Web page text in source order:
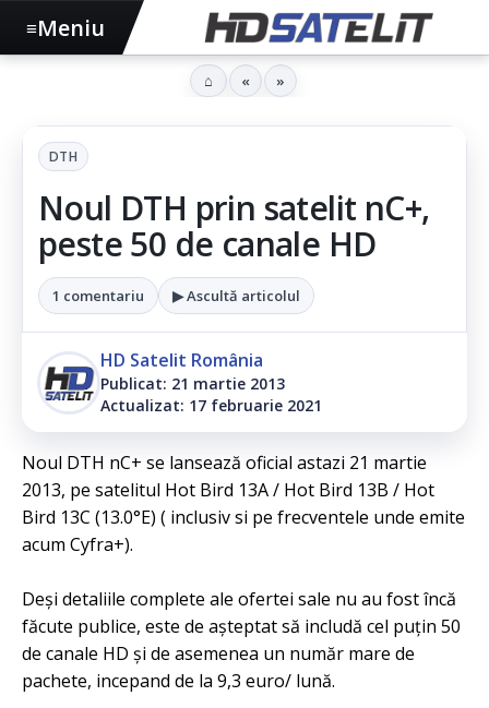
DTH
Noul DTH prin satelit nC+,
peste 50 de canale HD
1 comentariu ▶ Ascultă articolul
HD Satelit România
Publicat: 21 martie 2013
Actualizat: 17 februarie 2021
Noul DTH nC+ se lansează oficial astazi 21 martie
2013, pe satelitul Hot Bird 13A / Hot Bird 13B / Hot
Bird 13C (13.0°E) ( inclusiv si pe frecventele unde emite
acum Cyfra+).
Deși detaliile complete ale ofertei sale nu au fost încă
făcute publice, este de așteptat să includă cel puțin 50
de canale HD și de asemenea un număr mare de
pachete, incepand de la 9,3 euro/ lună.
≡Meniu
⌂ « »